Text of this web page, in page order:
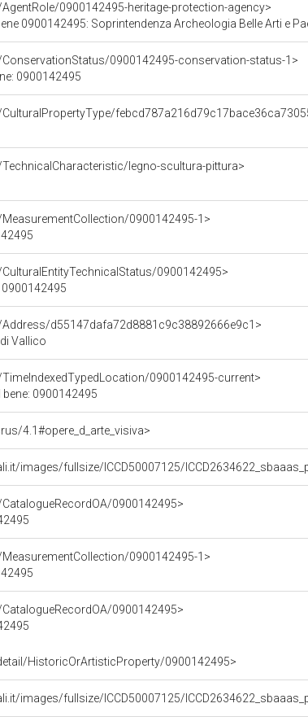
0900142495-heritage-protection-agency>
0900142495: Soprintendenza Archeologia Belle Arti e
0900142495-conservation-status-1>
0900142495
legno-scultura-pittura>
0900142495-1>
0900142495>
d55147dafa72d8881c9c38892666e9c1>
Vallico
0900142495-current>
bene: 0900142495
4.1#opere_d_arte_visiva>
images/fullsize/ICCD50007125/
0900142495>
0900142495-1>
0900142495>
HistoricOrArtisticProperty/0900142495>
images/fullsize/ICCD50007125/